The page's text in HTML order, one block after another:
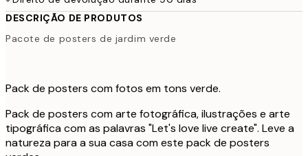
DESCRIÇÃO DE PRODUTOS
Pacote de posters de jardim verde
Pack de posters com fotos em tons verde.
Pack de posters com arte fotográfica, ilustrações e arte
tipográfica com as palavras "Let's love live create". Leve a
natureza para a sua casa com este pack de posters